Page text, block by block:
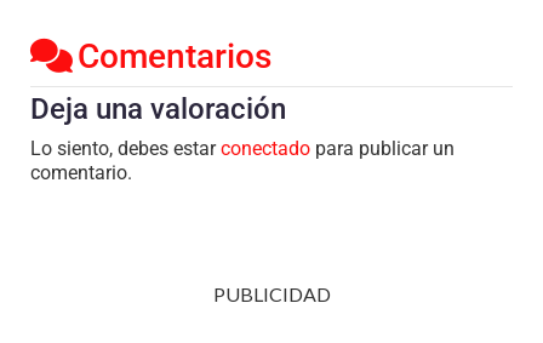
Comentarios
Deja una valoración
Lo siento, debes estarconectado para publicar un
comentario.
PUBLICIDAD